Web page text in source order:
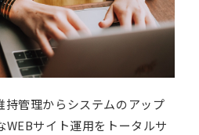
持管理からシステムのアップ
WEBサイト運用をトータルサ